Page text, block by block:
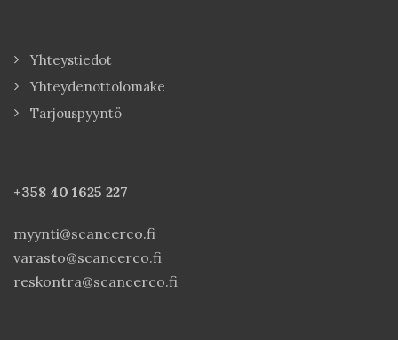
Yhteystiedot
Yhteydenottolomake
Tarjouspyyntö
+358 40 1625 227
myynti@scancerco.fi
varasto@scancerco.fi
reskontra@scancerco.fi